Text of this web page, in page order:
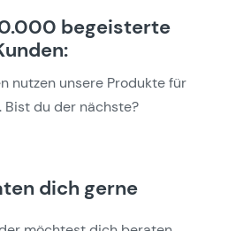
begeisterte
nutzen unsere Produkte für
Bist du der nächste?
dich gerne